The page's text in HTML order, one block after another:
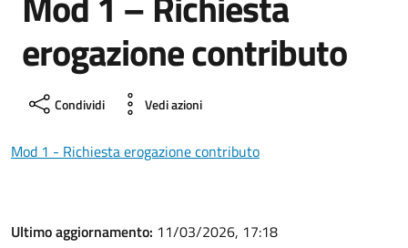
erogazione contributo
Condividi Vedi azioni
Mod 1 - Richiesta erogazione contributo
Ultimo aggiornamento: 11/03/2026, 17:18